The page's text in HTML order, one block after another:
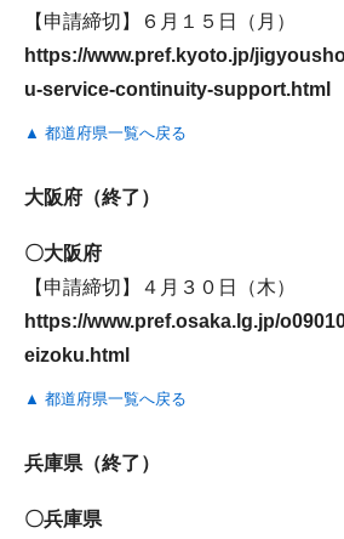
【申請締切】６月１５日（月）
https://www.pref.kyoto.jp/
u-service-continuity-support.html
▲ 都道府県一覧へ戻る
大阪府（終了）
〇大阪府
【申請締切】４月３０日（木）
https://www.pref.osaka.lg.jp/
eizoku.html
▲ 都道府県一覧へ戻る
兵庫県（終了）
〇兵庫県